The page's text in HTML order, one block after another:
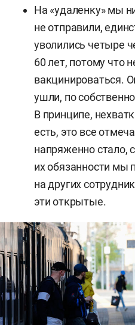
На «удаленку» мы
не отправили,
уволились четыре
60 лет, потому что
вакцинироваться.
ушли, по
В принципе,
есть, это все
напряженно стало,
их обязанности мы
на других
эти открытые.